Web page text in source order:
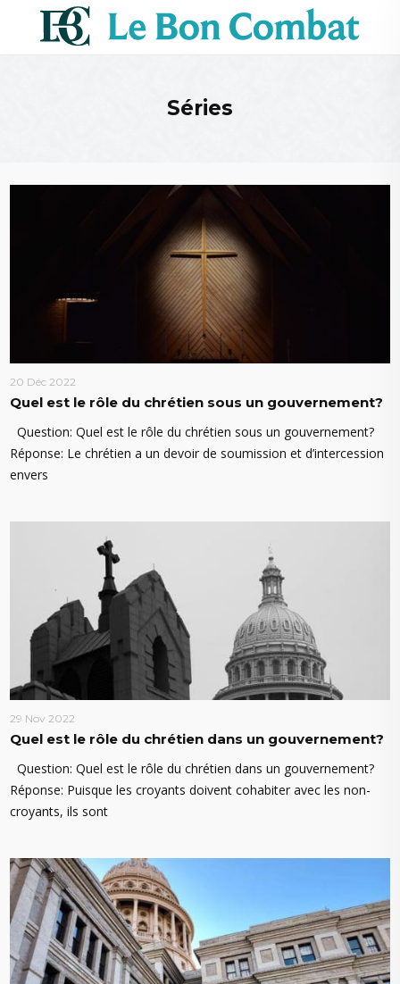
Séries
20 Déc 2022
Quel est le rôle du chrétien sous un gouvernement?
Question: Quel est le rôle du chrétien sous un gouvernement?
Réponse: Le chrétien a un devoir de soumission et d’intercession
envers
29 Nov 2022
Quel est le rôle du chrétien dans un gouvernement?
Question: Quel est le rôle du chrétien dans un gouvernement?
Réponse: Puisque les croyants doivent cohabiter avec les non-
croyants, ils sont